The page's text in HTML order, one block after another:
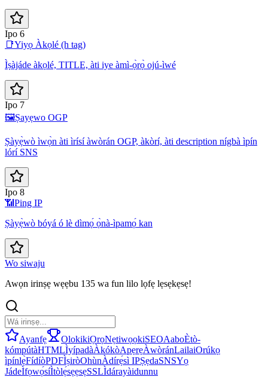
Ipo 6
📑Yiyọ Àkọlé (h tag)
Ìṣàjáde àkọlé, TITLE, àti iye àmì-ọ̀rọ̀ ojú-ìwé
Ipo 7
🖼️Ṣayẹwo OGP
Ṣàyẹ̀wò ìwọ̀n àti ìrísí àwòrán OGP, àkòrí, àti description nígbà ìpín
lórí SNS
Ipo 8
📶 Ping IP
Ṣàyẹ̀wò bóyá ó lè dìmọ́ ọ̀nà-ìpamọ́ kan
Wo siwaju
Awọn irinṣẹ wẹẹbu 135 wa fun lilo lọfẹ lẹsẹkẹsẹ!
Ayanfẹ OlokikiỌrọNẹtiwọọkiSEOAaboÈtò-
kómpútàHTMLÌyípadàÀkókòApẹrẹÀwòránLailaiOrúkọ
ìpínlẹ̀FídíòPDFÌṣiròOhùnÀdírẹ́sì IPṢẹdaSNSYọ
JádeÌfọwọ́síÌtòlẹ́sẹẹsẹSSLÌdárayàidunnu